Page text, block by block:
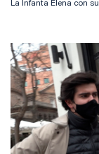
La Infanta Elena con